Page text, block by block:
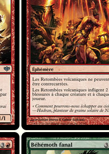
Béhémoth fanal